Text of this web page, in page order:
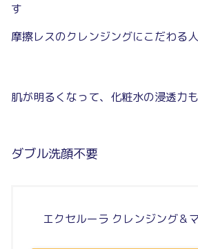
す
摩擦レスのクレンジングにこだわる
肌が明るくなって、化粧水の浸透力
ダブル洗顔不要
エクセルーラ クレンジング＆